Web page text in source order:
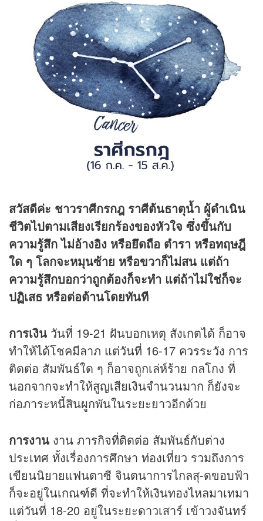
สวัสดีค่ะ ชาวราศีกรกฎ ราศีต้นธาตุน้ำ ผู้ดำเนิน
ชีวิตไปตามเสียงเรียกร้องของหัวใจ ซึ่งขึ้นกับ
ความรู้สึก ไม่อ้างอิง หรือยึดถือ ตำรา หรือทฤษฎี
ใด ๆ โลกจะหมุนซ้าย หรือขวาก็ไม่สน แต่ถ้า
ความรู้สึกบอกว่าถูกต้องก็จะทำ แต่ถ้าไม่ใช่ก็จะ
ปฏิเสธ หรือต่อต้านโดยทันที
การเงิน วันที่ 19-21 ฝันบอกเหตุ สังเกตได้ ก็อาจ
ทำให้ได้โชคมีลาภ แต่วันที่ 16-17 ควรระวัง การ
ติดต่อ สัมพันธ์ใด ๆ ก็อาจถูกเล่ห์ร้าย กลโกง ที่
นอกจากจะทำให้สูญเสียเงินจำนวนมาก ก็ยังจะ
ก่อภาระหนี้สินผูกพันในระยะยาวอีกด้วย
การงาน งาน ภารกิจที่ติดต่อ สัมพันธ์กับต่าง
ประเทศ ทั้งเรื่องการศึกษา ท่องเที่ยว รวมถึงการ
เขียนนิยายแฟนตาซี จินตนาการไกลสุ-ดขอบฟ้า
ก็จะอยู่ในเกณฑ์ดี ที่จะทำให้เงินทองไหลมาเทมา
แต่วันที่ 18-20 อยู่ในระยะดาวเสาร์ เข้าวงจันทร์